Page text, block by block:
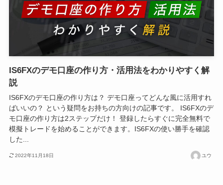
IS6FXのデモ口座の作り方・活用法をわかりやすく解
説
IS6FXのデモ口座の作り方は？ デモ口座ってどんな風に活用すれ
ばいいの？ という疑問をお持ちの方向けの記事です。 IS6FXのデ
モ口座の作り方は2ステップだけ！ 登録したらすぐに完全無料で
模擬トレードを始めることができます。IS6FXの使い勝手を確認
した...
2022年11月18日 ユウ